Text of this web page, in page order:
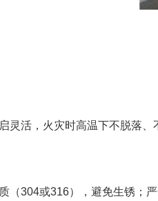
活，火灾时高温下不脱落、
304或316），避免生锈；严